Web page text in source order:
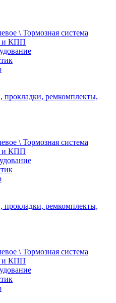
\ Тормозная система
и КПП
прокладки, ремкомплекты,
\ Тормозная система
и КПП
прокладки, ремкомплекты,
\ Тормозная система
и КПП